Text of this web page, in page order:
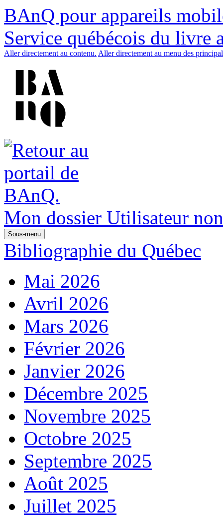
BAnQ pour appareils
Service québécois du livre
Aller directement au contenu. Aller directement au menu des
Mon dossier Utilisateur
Sous-menu
Bibliographie du Québec
Mai 2026
Avril 2026
Mars 2026
Février 2026
Janvier 2026
Décembre 2025
Novembre 2025
Octobre 2025
Septembre 2025
Août 2025
Juillet 2025